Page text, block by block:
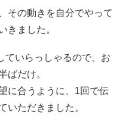
その動きを自分でやって
きました。
ていらっしゃるので、お
ばだけ。
に合うように、1回で伝
いただきました。